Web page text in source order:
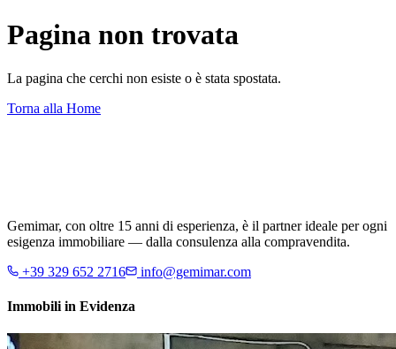
Pagina non trovata
La pagina che cerchi non esiste o è stata spostata.
Torna alla Home
Gemimar, con oltre 15 anni di esperienza, è il partner ideale per ogni
esigenza immobiliare — dalla consulenza alla compravendita.
+39 329 652 2716
info@gemimar.com
Immobili in Evidenza